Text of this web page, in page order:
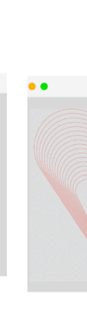
– 在人
– 學習
– 建